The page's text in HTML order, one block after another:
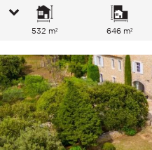
532 m² 646 m²